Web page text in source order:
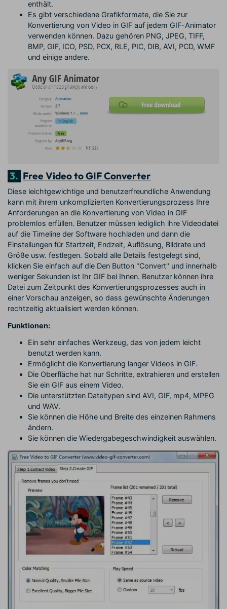
enthält.
Es gibt verschiedene Grafikformate, die Sie zur
Konvertierung von Video in GIF auf jedem GIF-Animator
verwenden können. Dazu gehören PNG, JPEG, TIFF,
BMP, GIF, ICO, PSD, PCX, RLE, PIC, DIB, AVI, PCD, WMF
und einige andere.
3. Free Video to GIF Converter
Diese leichtgewichtige und benutzerfreundliche Anwendung
kann mit ihrem unkomplizierten Konvertierungsprozess Ihre
Anforderungen an die Konvertierung von Video in GIF
problemlos erfüllen. Benutzer müssen lediglich ihre Videodatei
auf die Timeline der Software hochladen und dann die
Einstellungen für Startzeit, Endzeit, Auflösung, Bildrate und
Größe usw. festlegen. Sobald alle Details festgelegt sind,
klicken Sie einfach auf die Den Button "Convert" und innerhalb
weniger Sekunden ist Ihr GIF bei Ihnen. Benutzer können ihre
Datei zum Zeitpunkt des Konvertierungsprozesses auch in
einer Vorschau anzeigen, so dass gewünschte Änderungen
rechtzeitig aktualisiert werden können.
Funktionen:
Ein sehr einfaches Werkzeug, das von jedem leicht
benutzt werden kann.
Ermöglicht die Konvertierung langer Videos in GIF.
Die Oberfläche hat nur Schritte, extrahieren und erstellen
Sie ein GIF aus einem Video.
Die unterstützten Dateitypen sind AVI, GIF, mp4, MPEG
und WAV.
Sie können die Höhe und Breite des einzelnen Rahmens
ändern.
Sie können die Wiedergabegeschwindigkeit auswählen.